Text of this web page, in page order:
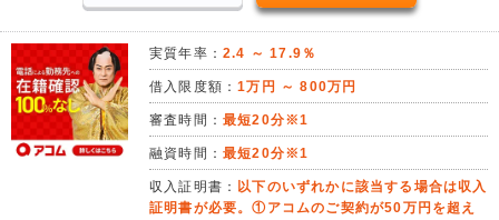
実質年率： 2.4 ～ 17.9％
借入限度額：1万円 ～ 800万円
審査時間： 最短20分※1
融資時間： 最短20分※1
収入証明書： 以下のいずれかに該当する場合は収入
証明書が必要。①アコムのご契約が50万円を超え